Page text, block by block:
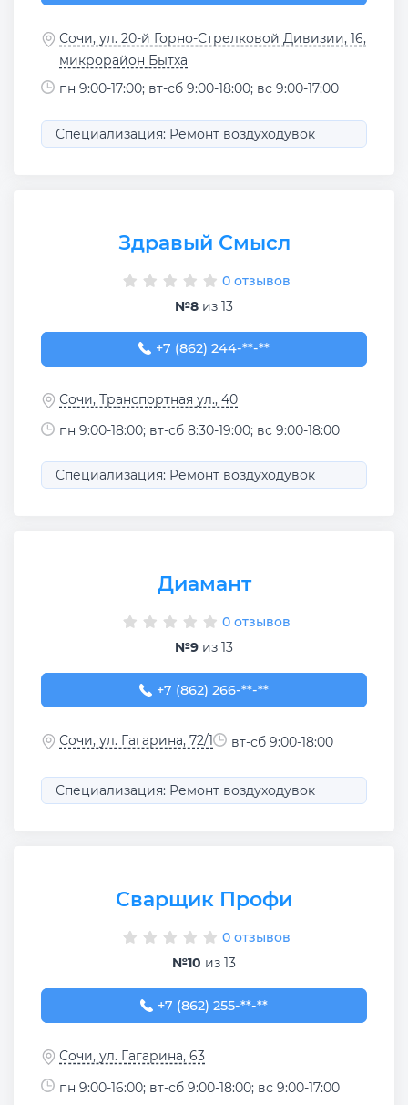
Сочи, ул. 20-й Горно-Стрелковой Дивизии, 16,
микрорайон Бытха
пн 9:00-17:00; вт-сб 9:00-18:00; вс 9:00-17:00
Специализация: Ремонт воздуходувок
Здравый Смысл
0 отзывов
№8 из 13
+7 (862) 244-01-37
+7 (862) 244-**-**
Сочи, Транспортная ул., 40
пн 9:00-18:00; вт-сб 8:30-19:00; вс 9:00-18:00
Специализация: Ремонт воздуходувок
Диамант
0 отзывов
№9 из 13
+7 (862) 266-70-43
+7 (862) 266-**-**
Сочи, ул. Гагарина, 72/1 вт-сб 9:00-18:00
Специализация: Ремонт воздуходувок
Сварщик Профи
0 отзывов
№10 из 13
+7 (862) 255-90-47
+7 (862) 255-**-**
Сочи, ул. Гагарина, 63
пн 9:00-16:00; вт-сб 9:00-18:00; вс 9:00-17:00